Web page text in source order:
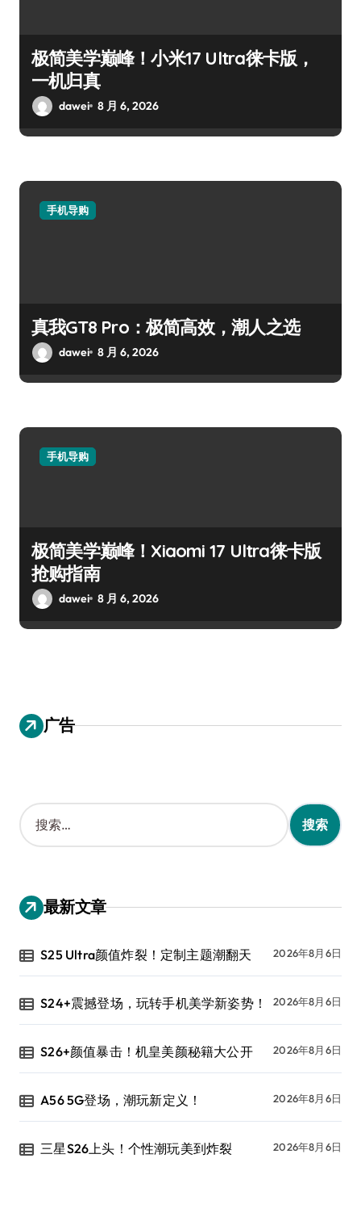
极简美学巅峰！小米17 Ultra徕卡版，
一机归真
dawei 8 月 6, 2026
手机导购
真我GT8 Pro：极简高效，潮人之选
dawei 8 月 6, 2026
手机导购
极简美学巅峰！Xiaomi 17 Ultra徕卡版
抢购指南
dawei 8 月 6, 2026
广告
搜
索
：
最新文章
S25 Ultra颜值炸裂！定制主题潮翻天 2026年8月6日
S24+震撼登场，玩转手机美学新姿势！ 2026年8月6日
S26+颜值暴击！机皇美颜秘籍大公开 2026年8月6日
A56 5G登场，潮玩新定义！ 2026年8月6日
三星S26上头！个性潮玩美到炸裂 2026年8月6日